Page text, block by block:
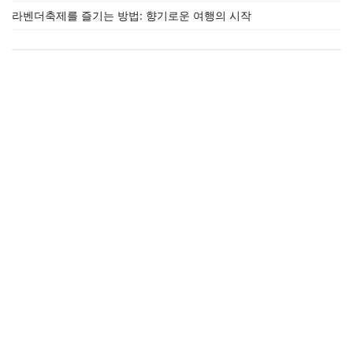
라벤더축제를 즐기는 방법: 향기로운 여행의 시작